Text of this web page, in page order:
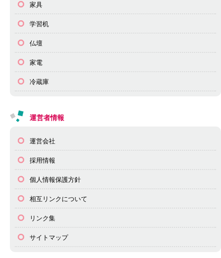
家具
学習机
仏壇
家電
冷蔵庫
運営者情報
運営会社
採用情報
個人情報保護方針
相互リンクについて
リンク集
サイトマップ